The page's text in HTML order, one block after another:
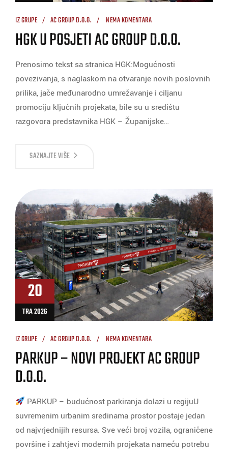
IZ GRUPE AC GROUP D.O.O. NEMA KOMENTARA
HGK U POSJETI AC GROUP D.O.O.
Prenosimo tekst sa stranica HGK:Mogućnosti
povezivanja, s naglaskom na otvaranje novih poslovnih
prilika, jače međunarodno umrežavanje i ciljanu
promociju ključnih projekata, bile su u središtu
razgovora predstavnika HGK – Županijske…
SAZNAJTE VIŠE
20
TRA 2026
IZ GRUPE AC GROUP D.O.O. NEMA KOMENTARA
PARKUP – NOVI PROJEKT AC GROUP
D.O.O.
PARKUP – budućnost parkiranja dolazi u regijuU
suvremenim urbanim sredinama prostor postaje jedan
od najvrjednijih resursa. Sve veći broj vozila, ograničene
površine i zahtjevi modernih projekata nameću potrebu